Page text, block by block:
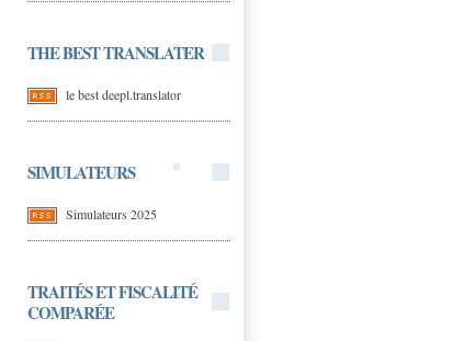
THE BEST TRANSLATER
le best deepl.translator
SIMULATEURS
Simulateurs 2025
TRAITÉS ET FISCALITÉ
COMPARÉE